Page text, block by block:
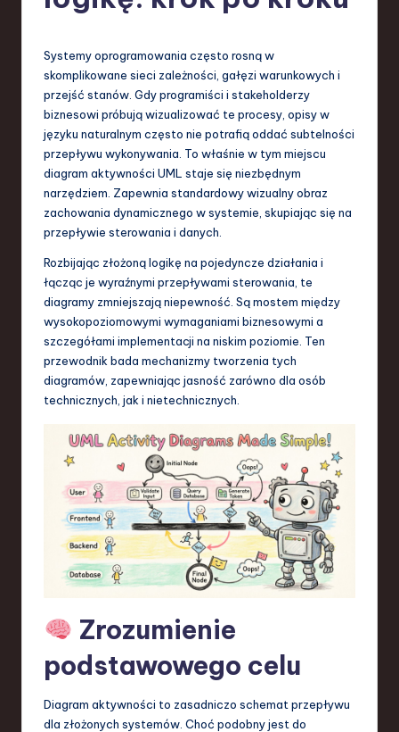
T
d
in
Systemy oprogramowania często rosną w
skomplikowane sieci zależności, gałęzi warunkowych i
przejść stanów. Gdy programiści i stakeholderzy
biznesowi próbują wizualizować te procesy, opisy w
języku naturalnym często nie potrafią oddać subtelności
przepływu wykonywania. To właśnie w tym miejscu
diagram aktywności UML staje się niezbędnym
narzędziem. Zapewnia standardowy wizualny obraz
zachowania dynamicznego w systemie, skupiając się na
przepływie sterowania i danych.
Rozbijając złożoną logikę na pojedyncze działania i
łącząc je wyraźnymi przepływami sterowania, te
diagramy zmniejszają niepewność. Są mostem między
wysokopoziomowymi wymaganiami biznesowymi a
szczegółami implementacji na niskim poziomie. Ten
przewodnik bada mechanizmy tworzenia tych
diagramów, zapewniając jasność zarówno dla osób
technicznych, jak i nietechnicznych.
Zrozumienie
podstawowego celu
Diagram aktywności to zasadniczo schemat przepływu
dla złożonych systemów. Choć podobny jest do